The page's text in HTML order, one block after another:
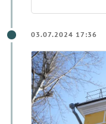
03.07.2024 17:36